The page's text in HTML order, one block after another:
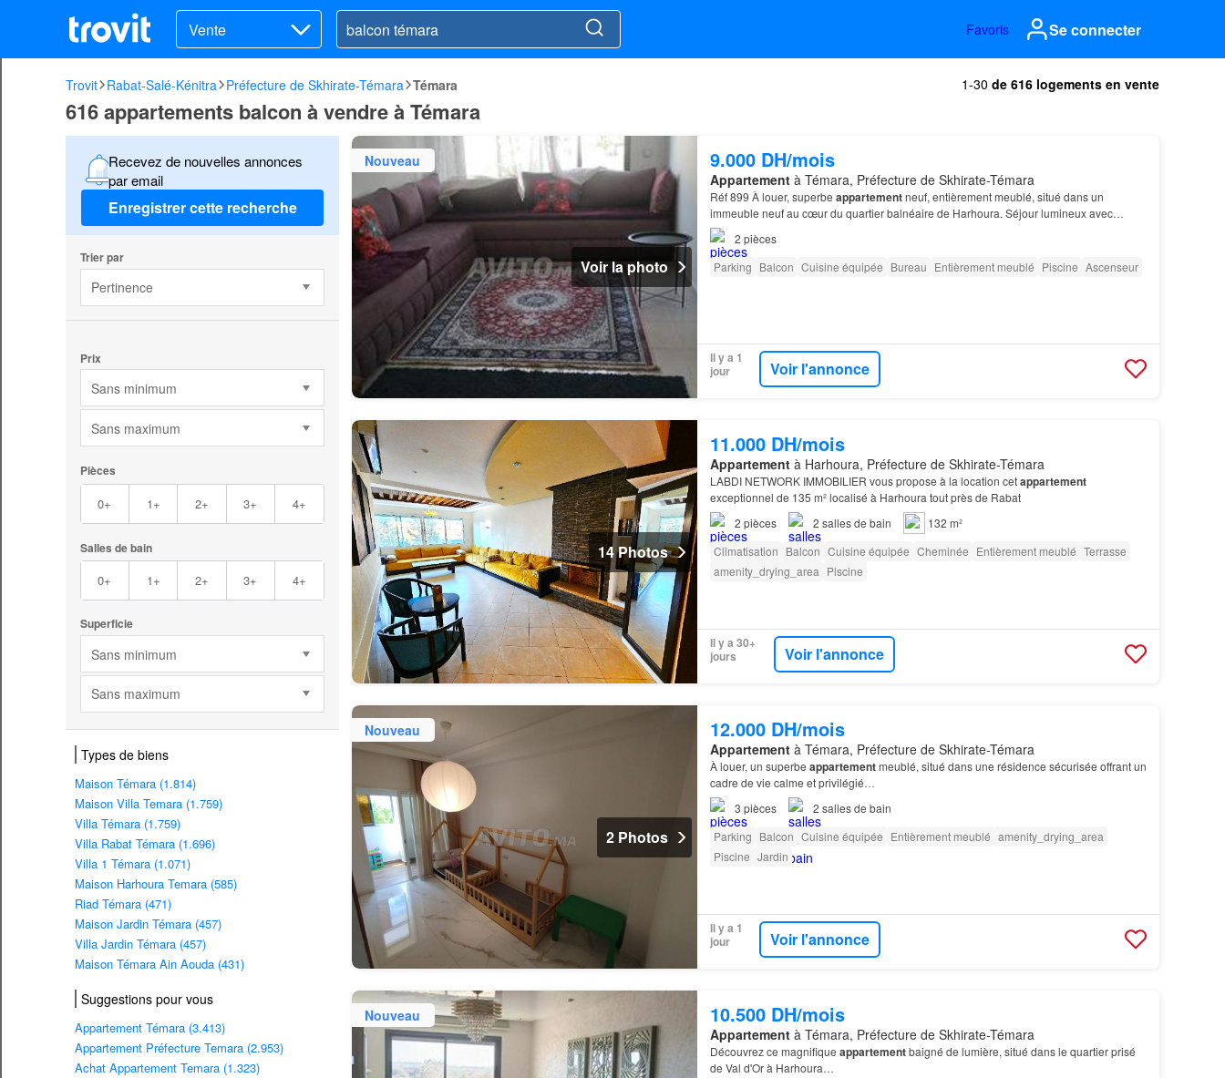
Vente Favoris Se connecter
Trovit Rabat-Salé-Kénitra Préfecture de Skhirate-Témara Témara 1-30 de 616 logements en vente
616 appartements balcon à vendre à Témara
Recevez de nouvelles annonces
par email
Enregistrer cette recherche
Trier par
Pertinence
Prix
Sans minimum
Sans maximum
Pièces
0+ 1+ 2+ 3+ 4+
Salles de bain
0+ 1+ 2+ 3+ 4+
Superficie
Sans minimum
Sans maximum
Types de biens
Maison Témara (1.814)
Maison Villa Temara (1.759)
Villa Témara (1.759)
Villa Rabat Témara (1.696)
Villa 1 Témara (1.071)
Maison Harhoura Temara (585)
Riad Témara (471)
Maison Jardin Témara (457)
Villa Jardin Témara (457)
Maison Témara Ain Aouda (431)
Suggestions pour vous
Appartement Témara (3.413)
Appartement Préfecture Temara (2.953)
Achat Appartement Temara (1.323)
Nouveau
Voir la photo
9.000 DH/mois
Appartementà Témara, Préfecture de Skhirate-Témara
Réf 899 À louer, superbe appartementneuf, entièrement meublé, situé dans un
immeuble neuf au cœur du quartier balnéaire de Harhoura. Séjour lumineux avec
balcon
2 pièces
Parking Balcon Cuisine équipée Bureau Entièrement meublé Piscine Ascenseur
Il y a 1
jour
Voir l'annonce
14 Photos
11.000 DH/mois
Appartementà Harhoura, Préfecture de Skhirate-Témara
LABDI NETWORK IMMOBILIER vous propose à la location cetappartement
exceptionnel de 135 m² localisé à Harhoura tout près de Rabat
2 pièces 2 salles de bain
132 m²
Climatisation Balcon Cuisine équipée Cheminée Entièrement meublé Terrasse
amenity_drying_area Piscine
Il y a 30+
jours
Voir l'annonce
Nouveau
2 Photos
12.000 DH/mois
Appartementà Témara, Préfecture de Skhirate-Témara
À louer, un superbe appartementmeublé, situé dans une résidence sécurisée offrant un
cadre de vie calme et privilégié…
3 pièces 2 salles de bain
Parking Balcon Cuisine équipée Entièrement meublé amenity_drying_area
Piscine Jardin
Il y a 1
jour
Voir l'annonce
Nouveau 10.500 DH/mois
Appartementà Témara, Préfecture de Skhirate-Témara
Découvrez ce magnifique appartementbaigné de lumière, situé dans le quartier prisé
de Val d'Or à Harhoura…